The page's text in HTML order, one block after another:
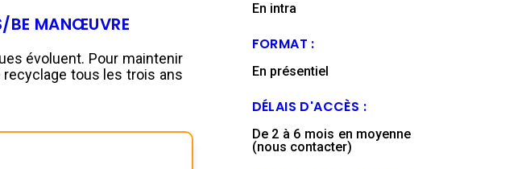
BE MANŒUVRE
évoluent. Pour maintenir
tous les trois ans
En intra
FORMAT :
En présentiel
DÉLAIS D'ACCÈS :
De 2 à 6 mois en moyenne
(nous contacter)